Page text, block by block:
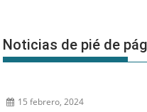
Noticias de pié de
15 febrero, 2024